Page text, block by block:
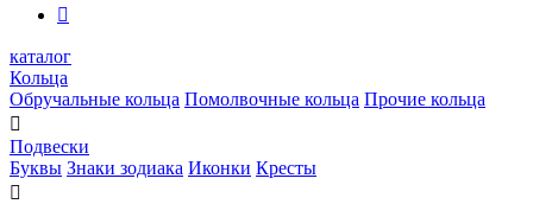

каталог
Кольца
Обручальные кольца Помолвочные кольца Прочие кольца

Подвески
Буквы Знаки зодиака Иконки Кресты
